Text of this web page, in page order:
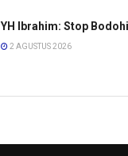
YH Ibrahim: Stop
2 AGUSTUS 2026